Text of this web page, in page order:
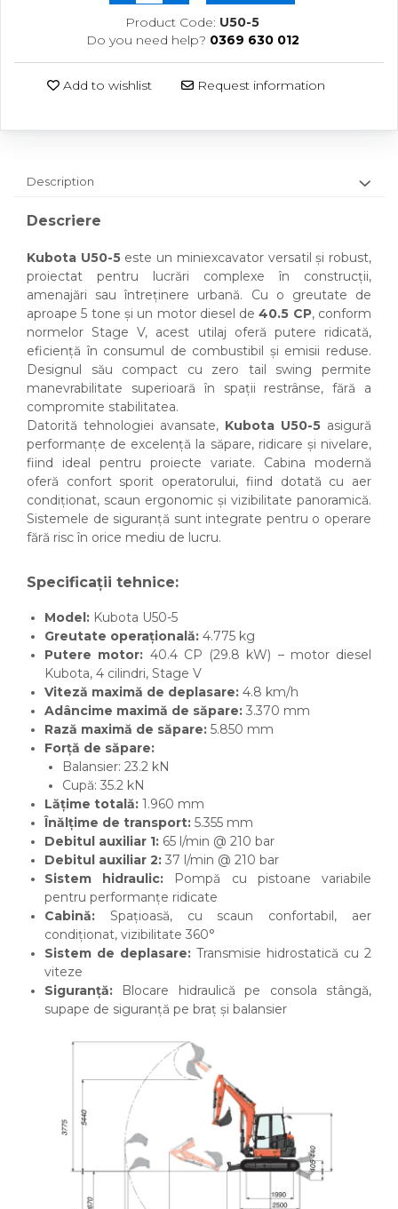
Product Code: U50-5
Do you need help? 0369 630 012
Add to wishlist Request information
Description
Descriere
Kubota U50-5este un miniexcavator versatil și robust,
proiectat pentru lucrări complexe în construcții,
amenajări sau întreținere urbană. Cu o greutate de
aproape 5 tone și un motor diesel de40.5 CP, conform
normelor Stage V, acest utilaj oferă putere ridicată,
eficiență în consumul de combustibil și emisii reduse.
Designul său compact cu zero tail swing permite
manevrabilitate superioară în spații restrânse, fără a
compromite stabilitatea.
Datorită tehnologiei avansate, Kubota U50-5 asigură
performanțe de excelență la săpare, ridicare și nivelare,
fiind ideal pentru proiecte variate. Cabina modernă
oferă confort sporit operatorului, fiind dotată cu aer
condiționat, scaun ergonomic și vizibilitate panoramică.
Sistemele de siguranță sunt integrate pentru o operare
fără risc în orice mediu de lucru.
Specificații tehnice:
Model: Kubota U50-5
Greutate operațională: 4.775 kg
Putere motor: 40.4 CP (29.8 kW) – motor diesel
Kubota, 4 cilindri, Stage V
Viteză maximă de deplasare: 4.8 km/h
Adâncime maximă de săpare: 3.370 mm
Rază maximă de săpare: 5.850 mm
Forță de săpare:
Balansier: 23.2 kN
Cupă: 35.2 kN
Lățime totală: 1.960 mm
Înălțime de transport: 5.355 mm
Debitul auxiliar 1: 65 l/min @ 210 bar
Debitul auxiliar 2: 37 l/min @ 210 bar
Sistem hidraulic: Pompă cu pistoane variabile
pentru performanțe ridicate
Cabină: Spațioasă, cu scaun confortabil, aer
condiționat, vizibilitate 360°
Sistem de deplasare: Transmisie hidrostatică cu 2
viteze
Siguranță: Blocare hidraulică pe consola stângă,
supape de siguranță pe braț și balansier